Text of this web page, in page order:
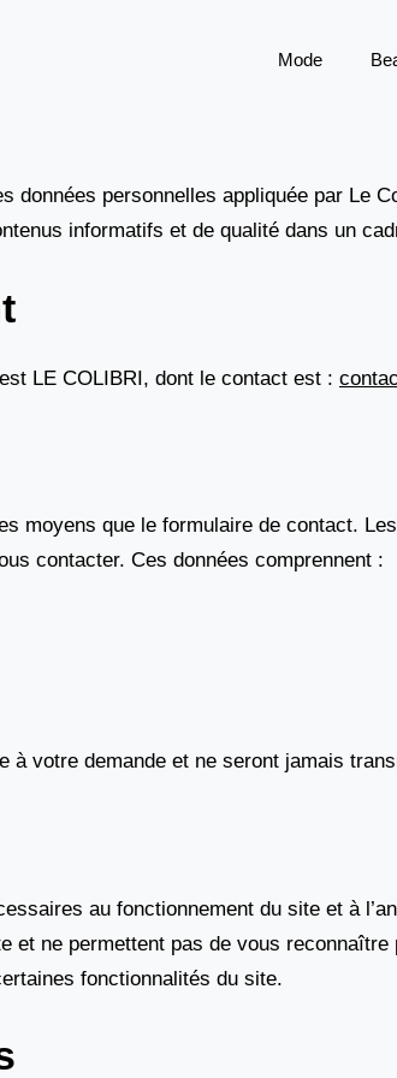
Mode
données personnelles appliquée par Le
informatifs et de qualité dans un
LE COLIBRI, dont le contact est :
moyens que le formulaire de contact.
contacter. Ces données comprennent :
à votre demande et ne seront jamais
au fonctionnement du site et à
et ne permettent pas de vous
fonctionnalités du site.